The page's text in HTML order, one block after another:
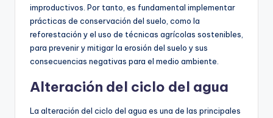
improductivos. Por tanto, es fundamental implementar
prácticas de conservación del suelo, como la
reforestación y el uso de técnicas agrícolas sostenibles,
para prevenir y mitigar la erosión del suelo y sus
consecuencias negativas para el medio ambiente.
Alteración del ciclo del agua
La alteración del ciclo del agua es una de las principales